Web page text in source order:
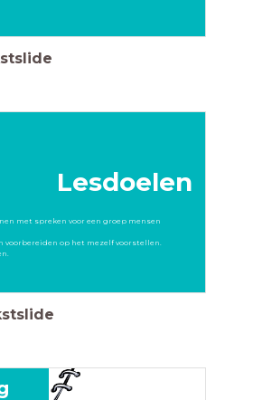
Lesdoelen
met spreken voor een groep mensen
voorbereiden op het mezelf voorstellen.